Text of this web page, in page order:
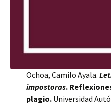
Ochoa, Camilo Ayala.
impostoras.
plagio.Universidad